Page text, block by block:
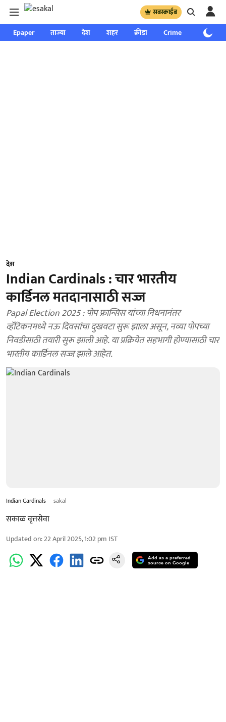
सबस्क्राईब
Epaper ताज्या देश शहर क्रीडा Crime साप्ताहिक
देश
Indian Cardinals : चार भारतीय
कार्डिनल मतदानासाठी सज्ज
Papal Election 2025 : पोप फ्रान्सिस यांच्या निधनानंतर
व्हॅटिकनमध्ये नऊ दिवसांचा दुखवटा सुरू झाला असून, नव्या पोपच्या
निवडीसाठी तयारी सुरू झाली आहे. या प्रक्रियेत सहभागी होण्यासाठी चार
भारतीय कार्डिनल सज्ज झाले आहेत.
Indian Cardinals sakal
सकाळ वृत्तसेवा
Updated on:22 April 2025, 1:02 pm IST
Add as a preferred
source on Google